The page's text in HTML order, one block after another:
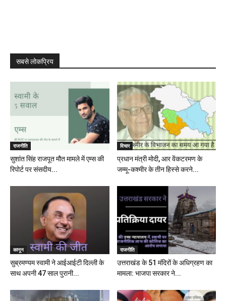
सबसे लोकप्रिय
राजनीति
सुशांत सिंह राजपूत मौत मामले में एम्स की
रिपोर्ट पर संसदीय...
विचार
प्रधान मंत्री मोदी, आर वेंकटरमण के
जम्मू-कश्मीर के तीन हिस्से करने...
कानून
सुब्रमण्यम स्वामी ने आईआईटी दिल्ली के
साथ अपनी 47 साल पुरानी...
राजनीति
उत्तराखंड के 51 मंदिरों के अधिग्रहण का
मामला: भाजपा सरकार ने...